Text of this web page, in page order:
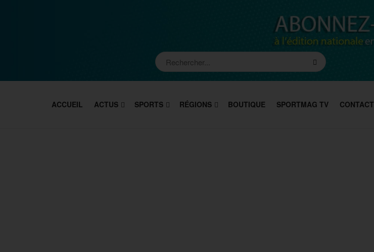
ACCUEIL ACTUS SPORTS RÉGIONS BOUTIQUE SPORTMAG TV CONTACT